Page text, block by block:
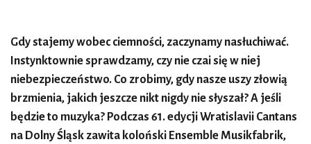
Gdy stajemy wobec ciemności, zaczynamy nasłuchiwać.
Instynktownie sprawdzamy, czy nie czai się w niej
niebezpieczeństwo. Co zrobimy, gdy nasze uszy złowią
brzmienia, jakich jeszcze nikt nigdy nie słyszał? A jeśli
będzie to muzyka? Podczas 61. edycji Wratislavii Cantans
na Dolny Śląsk zawita koloński Ensemble Musikfabrik,